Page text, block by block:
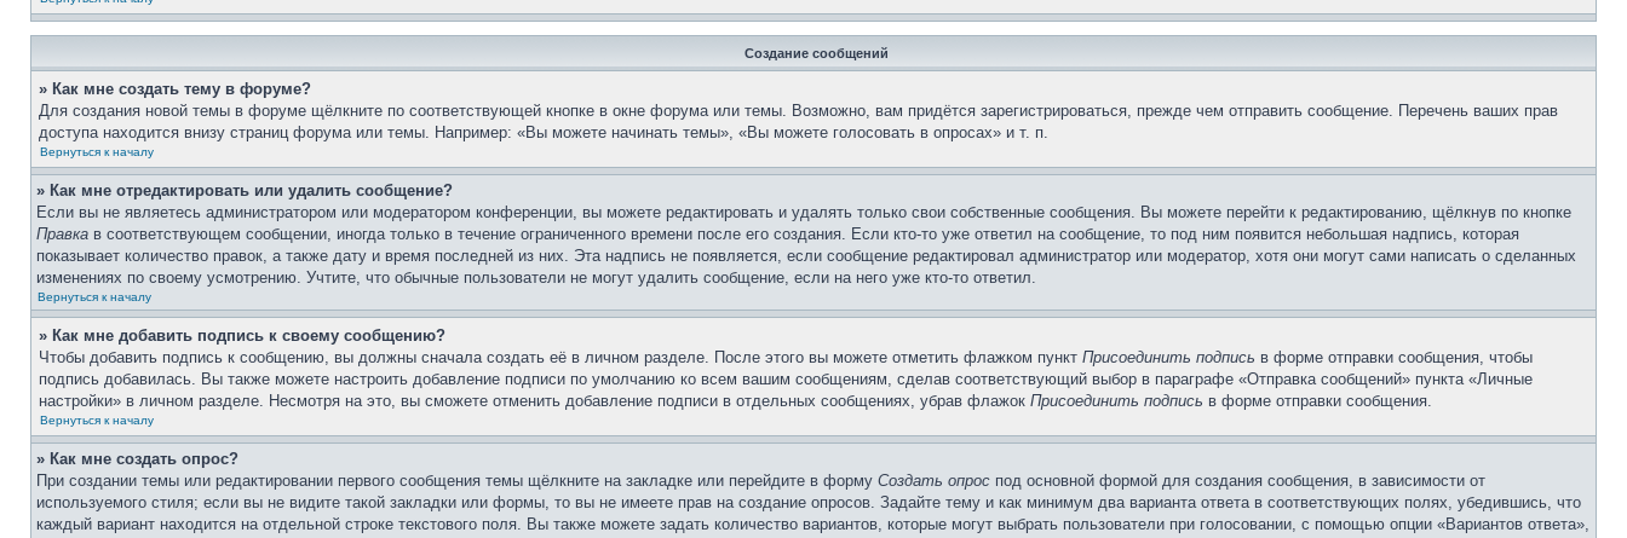
Создание сообщений
» Как мне создать тему в форуме?
Для создания новой темы в форуме щёлкните по соответствующей кнопке в окне форума или темы. Возможно, вам придётся зарегистрироваться, прежде чем отправить сообщение. Перечень ваших прав
доступа находится внизу страниц форума или темы. Например: «Вы можете начинать темы», «Вы можете голосовать в опросах» и т. п.
Вернуться к началу
» Как мне отредактировать или удалить сообщение?
Если вы не являетесь администратором или модератором конференции, вы можете редактировать и удалять только свои собственные сообщения. Вы можете перейти к редактированию, щёлкнув по кнопке
Правка в соответствующем сообщении, иногда только в течение ограниченного времени после его создания. Если кто-то уже ответил на сообщение, то под ним появится небольшая надпись, которая
показывает количество правок, а также дату и время последней из них. Эта надпись не появляется, если сообщение редактировал администратор или модератор, хотя они могут сами написать о сделанных
изменениях по своему усмотрению. Учтите, что обычные пользователи не могут удалить сообщение, если на него уже кто-то ответил.
Вернуться к началу
» Как мне добавить подпись к своему сообщению?
Чтобы добавить подпись к сообщению, вы должны сначала создать её в личном разделе. После этого вы можете отметить флажком пункт Присоединить подпись в форме отправки сообщения, чтобы
подпись добавилась. Вы также можете настроить добавление подписи по умолчанию ко всем вашим сообщениям, сделав соответствующий выбор в параграфе «Отправка сообщений» пункта «Личные
настройки» в личном разделе. Несмотря на это, вы сможете отменить добавление подписи в отдельных сообщениях, убрав флажок Присоединить подпись в форме отправки сообщения.
Вернуться к началу
» Как мне создать опрос?
При создании темы или редактировании первого сообщения темы щёлкните на закладке или перейдите в форму Создать опрос под основной формой для создания сообщения, в зависимости от
используемого стиля; если вы не видите такой закладки или формы, то вы не имеете прав на создание опросов. Задайте тему и как минимум два варианта ответа в соответствующих полях, убедившись, что
каждый вариант находится на отдельной строке текстового поля. Вы также можете задать количество вариантов, которые могут выбрать пользователи при голосовании, с помощью опции «Вариантов ответа»,